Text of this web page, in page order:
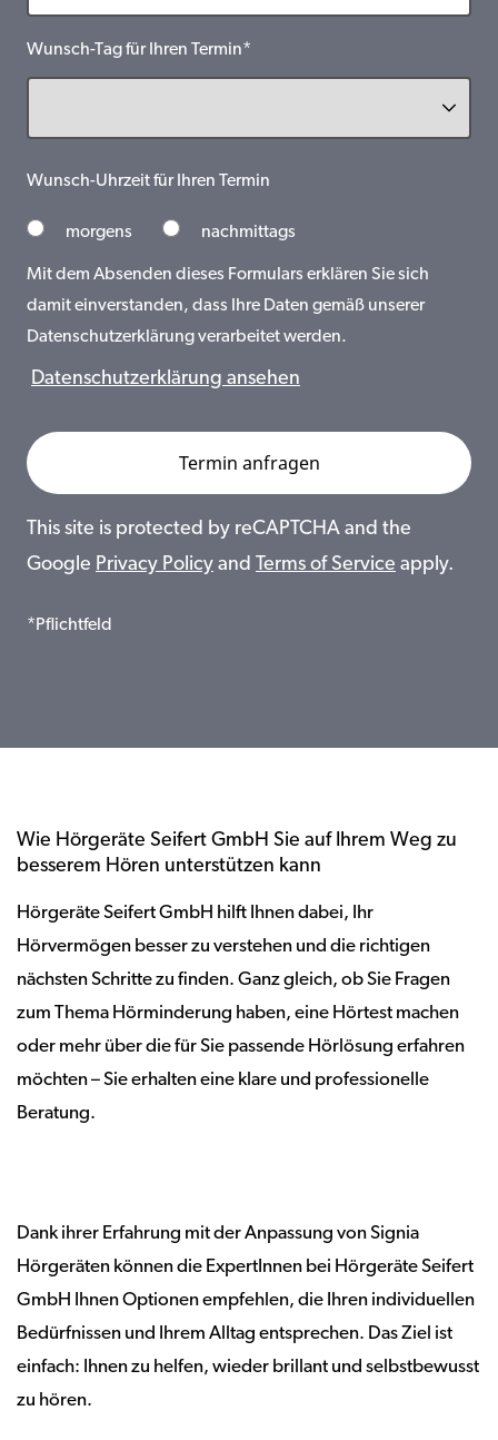
Wunsch-Tag für Ihren Termin*
Wunsch-Uhrzeit für Ihren Termin
morgens nachmittags
Mit dem Absenden dieses Formulars erklären Sie sich
damit einverstanden, dass Ihre Daten gemäß unserer
Datenschutzerklärung verarbeitet werden.
Datenschutzerklärung ansehen
This site is protected by reCAPTCHA and the
Google Privacy Policy and Terms of Service apply.
*Pflichtfeld
Wie Hörgeräte Seifert GmbH Sie auf Ihrem Weg zu
besserem Hören unterstützen kann
Hörgeräte Seifert GmbH hilft Ihnen dabei, Ihr
Hörvermögen besser zu verstehen und die richtigen
nächsten Schritte zu finden. Ganz gleich, ob Sie Fragen
zum Thema Hörminderung haben, eine Hörtest machen
oder mehr über die für Sie passende Hörlösung erfahren
möchten – Sie erhalten eine klare und professionelle
Beratung.
Dank ihrer Erfahrung mit der Anpassung von Signia
Hörgeräten können die ExpertInnen bei Hörgeräte Seifert
GmbH Ihnen Optionen empfehlen, die Ihren individuellen
Bedürfnissen und Ihrem Alltag entsprechen. Das Ziel ist
einfach: Ihnen zu helfen, wieder brillant und selbstbewusst
zu hören.